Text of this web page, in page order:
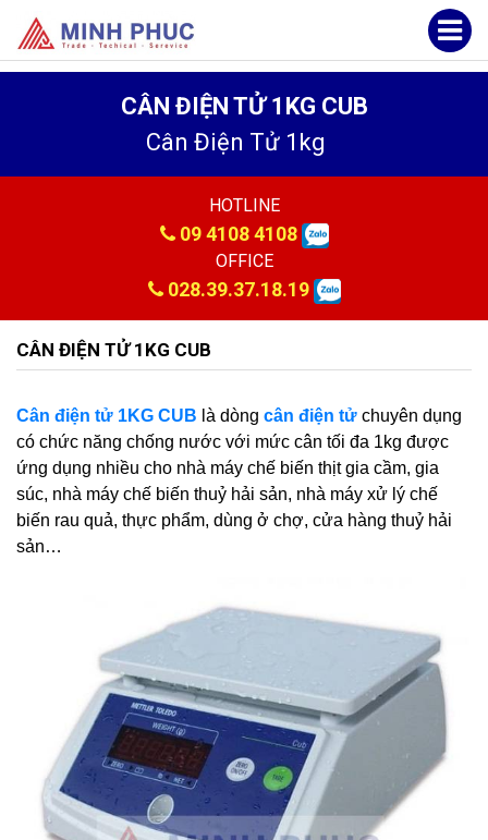
CÂN ĐIỆN TỬ 1KG CUB
Cân Điện Tử 1kg
HOTLINE
09 4108 4108
OFFICE
028.39.37.18.19
CÂN ĐIỆN TỬ 1KG CUB
Cân điện tử 1KG CUB là dòng cân điện tử chuyên dụng
có chức năng chống nước với mức cân tối đa 1kg được
ứng dụng nhiều cho nhà máy chế biến thịt gia cầm, gia
súc, nhà máy chế biến thuỷ hải sản, nhà máy xử lý chế
biến rau quả, thực phẩm, dùng ở chợ, cửa hàng thuỷ hải
sản…